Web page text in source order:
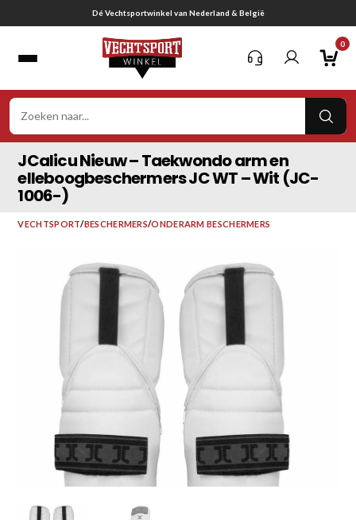
naar
Gratis verzending vanaf € 75,-
0
JCalicu Nieuw – Taekwondo arm en
elleboogbeschermers JC WT – Wit (JC-
1006-)
VECHTSPORT/BESCHERMERS/ONDERARM BESCHERMERS